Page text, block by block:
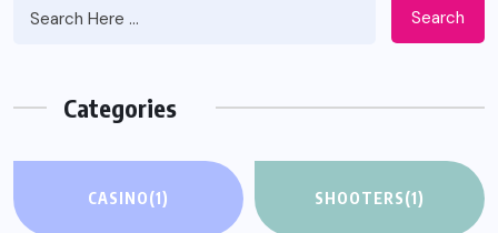
Search
Categories
CASINO(1) SHOOTERS(1)